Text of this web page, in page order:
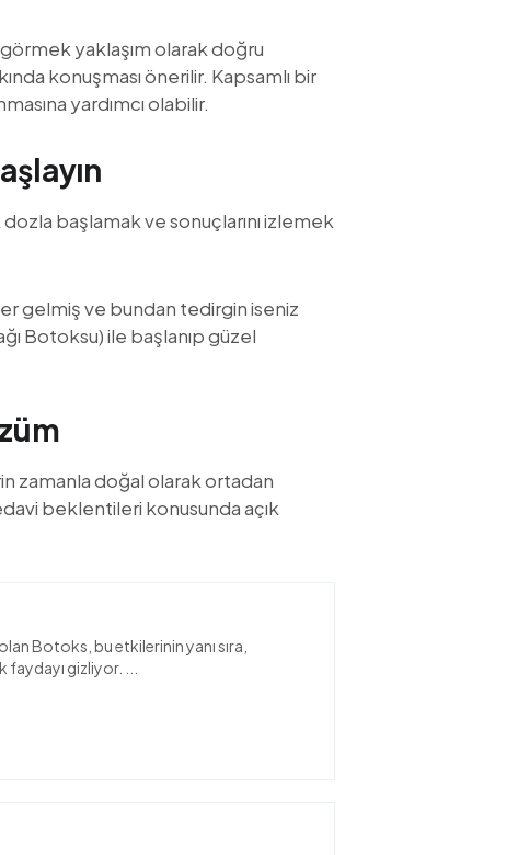
yaklaşım olarak doğru
konuşması önerilir. Kapsamlı bir
yardımcı olabilir.
başlamak ve sonuçlarını izlemek
gelmiş ve bundan tedirgin iseniz
Botoksu) ile başlanıp güzel
zamanla doğal olarak ortadan
beklentileri konusunda açık
Botoks, bu etkilerinin yanı sıra,
faydayı gizliyor.